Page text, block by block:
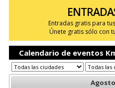
Entradas gratis para
Únete gratis sólo con
Calendario de eventos
Agosto